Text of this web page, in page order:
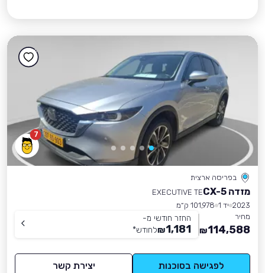
7
בפריסה ארצית
מזדה CX-5
EXECUTIVE TE
2023 יד 1
101,978 ק״מ
מחיר
114,588
₪
החזר חודשי מ-
1,181
₪לחודש*
לפגישה בסוכנות יצירת קשר